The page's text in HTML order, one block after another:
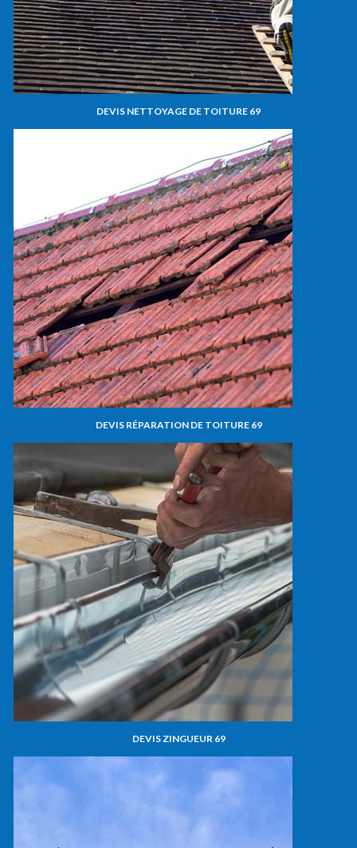
DEVIS NETTOYAGE DE TOITURE 69
DEVIS RÉPARATION DE TOITURE 69
DEVIS ZINGUEUR 69